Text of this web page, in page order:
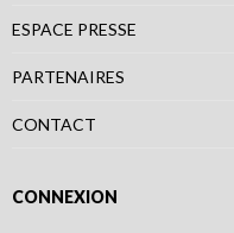
ESPACE PRESSE
PARTENAIRES
CONTACT
CONNEXION